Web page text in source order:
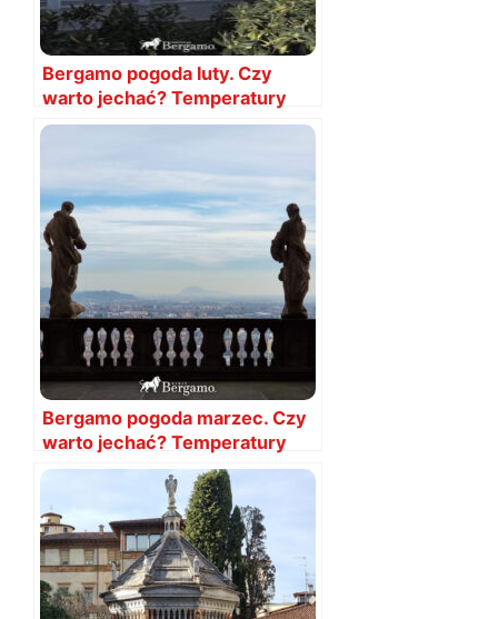
Bergamo pogoda luty. Czy
warto jechać? Temperatury
Bergamo pogoda marzec. Czy
warto jechać? Temperatury